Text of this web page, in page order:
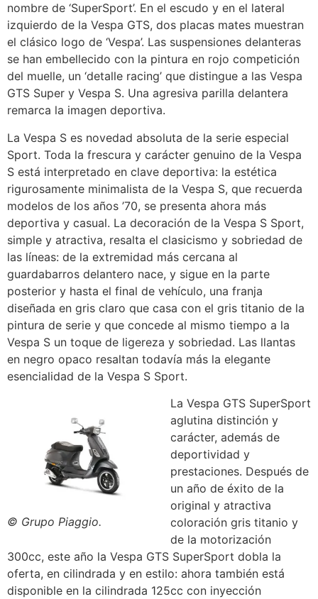
nombre de ‘SuperSport’. En el escudo y en el lateral
izquierdo de la Vespa GTS, dos placas mates muestran
el clásico logo de ‘Vespa’. Las suspensiones delanteras
se han embellecido con la pintura en rojo competición
del muelle, un ‘detalle racing’ que distingue a las Vespa
GTS Super y Vespa S. Una agresiva parilla delantera
remarca la imagen deportiva.
La Vespa S es novedad absoluta de la serie especial
Sport. Toda la frescura y carácter genuino de la Vespa
S está interpretado en clave deportiva: la estética
rigurosamente minimalista de la Vespa S, que recuerda
modelos de los años ’70, se presenta ahora más
deportiva y casual. La decoración de la Vespa S Sport,
simple y atractiva, resalta el clasicismo y sobriedad de
las líneas: de la extremidad más cercana al
guardabarros delantero nace, y sigue en la parte
posterior y hasta el final de vehículo, una franja
diseñada en gris claro que casa con el gris titanio de la
pintura de serie y que concede al mismo tiempo a la
Vespa S un toque de ligereza y sobriedad. Las llantas
en negro opaco resaltan todavía más la elegante
esencialidad de la Vespa S Sport.
© Grupo Piaggio.
La Vespa GTS SuperSport
aglutina distinción y
carácter, además de
deportividad y
prestaciones. Después de
un año de éxito de la
original y atractiva
coloración gris titanio y
de la motorización
300cc, este año la Vespa GTS SuperSport dobla la
oferta, en cilindrada y en estilo: ahora también está
disponible en la cilindrada 125cc con inyección